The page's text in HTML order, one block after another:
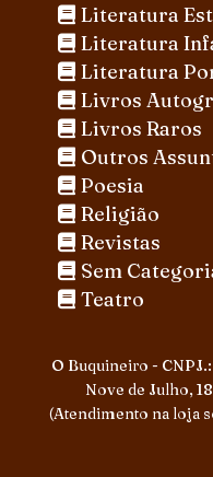
Literatura
Literatura
Literatura
Livros
Livros Raros
Outros
Poesia
Religião
Revistas
Sem
Teatro
O Buquineiro -
Nove de Julho,
(Atendimento na loja